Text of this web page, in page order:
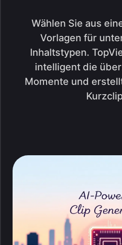
Wählen Sie aus
Vorlagen für
Inhaltstypen.
intelligent die
Momente und